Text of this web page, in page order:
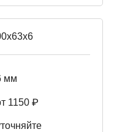
мм
1150 ₽